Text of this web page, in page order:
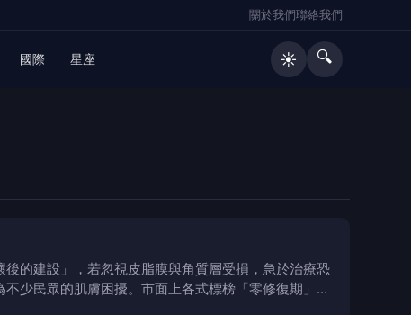
關於我們聯絡我們
國際 星座 ☀️ 🔍
的建設」，若忽視皮脂膜與角質層受損，急於治療恐
少民眾的肌膚困擾。市面上各式標榜「零修復期」、